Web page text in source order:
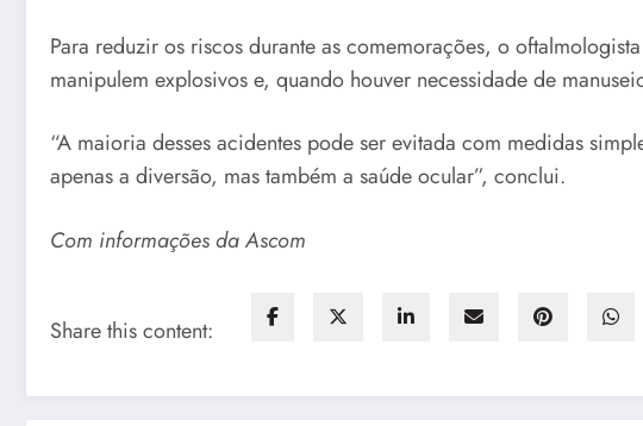
Para reduzir os riscos durante as comemorações, o
manipulem explosivos e, quando houver necessidade de
“A maioria desses acidentes pode ser evitada com medidas
apenas a diversão, mas também a saúde ocular”, conclui.
Com informações da Ascom
Share this content: